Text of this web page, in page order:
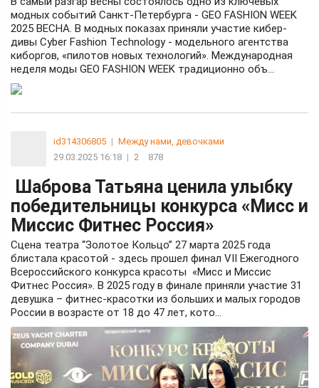
модных событий Санкт-Петербурга - GEO FASHION WEEK
2025 BECHA. В модных показах приняли участие кибер-
дивы Cyber Fashion Tеchnology - модельного агентства
киборгов, «пилотов новых технологий». Международная
неделя моды GEO FASHION WEEK традиционно объ...
id314306805 | Между нами, девочками
29.03.2025 16:18 | 2 878
Шаброва Татьяна ценила улыбку
победительницы конкурса «Мисс и
Миссис Фитнес Россия»
Сцена театра “Золотое Кольцо” 27 марта 2025 года
блистала красотой - здесь прошел финал VII Ежегодного
Всероссийского конкурса красоты «Мисс и Миссис
Фитнес Россия». В 2025 году в финале приняли участие 31
девушка – фитнес-красотки из больших и малых городов
России в возрасте от 18 до 47 лет, кото...